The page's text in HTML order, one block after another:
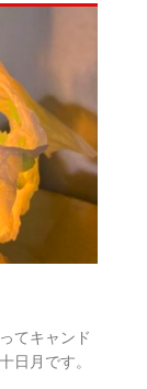
てキャンド
日月です。